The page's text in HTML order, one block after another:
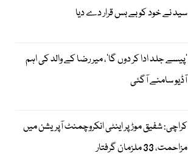
سید نے خود کو بے بس قرار دے دیا
’پیسے جلد ادا کر دوں گا‘، میر رضا کے والد کی اہم
آڈیو سامنے آگئی
کراچی: شفیق موڑ پر اینٹی انکروچمنٹ آپریشن میں
مزاحمت، 33 ملزمان گرفتار